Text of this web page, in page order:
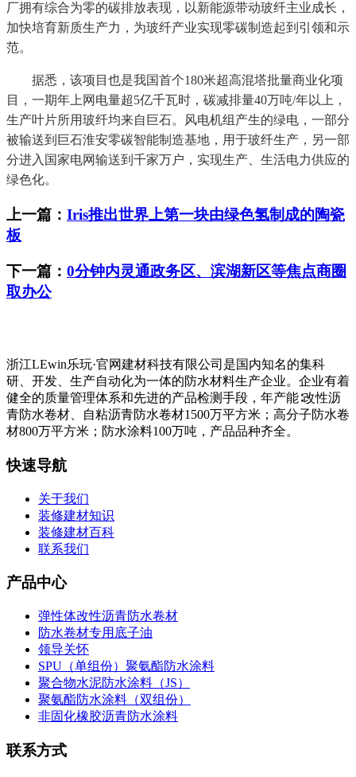
厂拥有综合为零的碳排放表现，以新能源带动玻纤主业成长，
加快培育新质生产力，为玻纤产业实现零碳制造起到引领和示
范。
据悉，该项目也是我国首个180米超高混塔批量商业化项
目，一期年上网电量超5亿千瓦时，碳减排量40万吨/年以上，
生产叶片所用玻纤均来自巨石。风电机组产生的绿电，一部分
被输送到巨石淮安零碳智能制造基地，用于玻纤生产，另一部
分进入国家电网输送到千家万户，实现生产、生活电力供应的
绿色化。
上一篇： Iris推出世界上第一块由绿色氢制成的陶瓷
板
下一篇： 0分钟内灵通政务区、滨湖新区等焦点商圈
取办公
浙江LEwin乐玩·官网建材科技有限公司是国内知名的集科
研、开发、生产自动化为一体的防水材料生产企业。企业有着
健全的质量管理体系和先进的产品检测手段，年产能∶改性沥
青防水卷材、自粘沥青防水卷材1500万平方米；高分子防水卷
材800万平方米；防水涂料100万吨，产品品种齐全。
快速导航
关于我们
装修建材知识
装修建材百科
联系我们
产品中心
弹性体改性沥青防水卷材
防水卷材专用底子油
领导关怀
SPU（单组份）聚氨酯防水涂料
聚合物水泥防水涂料（JS）
聚氨酯防水涂料（双组份）
非固化橡胶沥青防水涂料
联系方式